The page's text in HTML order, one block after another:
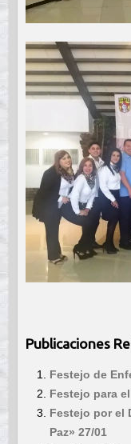
Publicaciones
Festejo de
Festejo para
Festejo por el
Paz» 27/01